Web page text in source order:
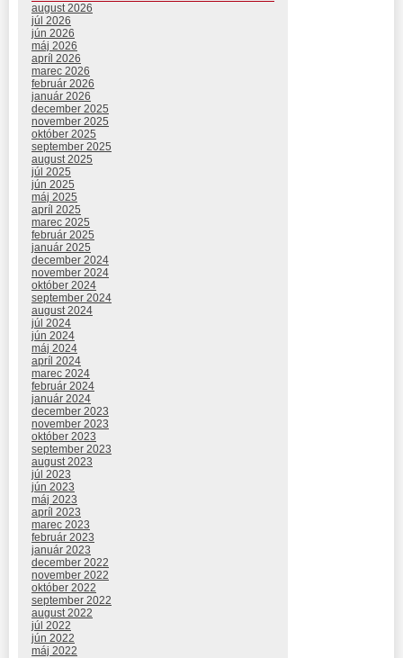
august 2026
júl 2026
jún 2026
máj 2026
apríl 2026
marec 2026
február 2026
január 2026
december 2025
november 2025
október 2025
september 2025
august 2025
júl 2025
jún 2025
máj 2025
apríl 2025
marec 2025
február 2025
január 2025
december 2024
november 2024
október 2024
september 2024
august 2024
júl 2024
jún 2024
máj 2024
apríl 2024
marec 2024
február 2024
január 2024
december 2023
november 2023
október 2023
september 2023
august 2023
júl 2023
jún 2023
máj 2023
apríl 2023
marec 2023
február 2023
január 2023
december 2022
november 2022
október 2022
september 2022
august 2022
júl 2022
jún 2022
máj 2022